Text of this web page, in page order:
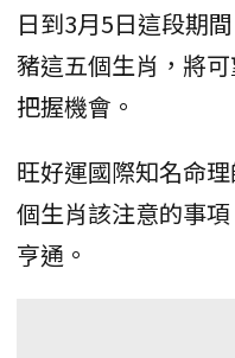
日到3月5日這段期間
豬這五個生肖，將
把握機會。
旺好運國際知名命
個生肖該注意的事
亨通。